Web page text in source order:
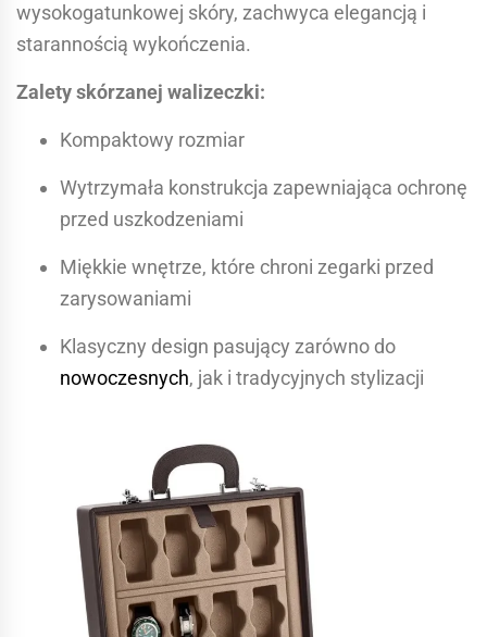
wysokogatunkowej skóry, zachwyca elegancją i
starannością wykończenia.
Zalety skórzanej walizeczki:
Kompaktowy rozmiar
Wytrzymała konstrukcja zapewniająca ochronę
przed uszkodzeniami
Miękkie wnętrze, które chroni zegarki przed
zarysowaniami
Klasyczny design pasujący zarówno do
nowoczesnych, jak i tradycyjnych stylizacji